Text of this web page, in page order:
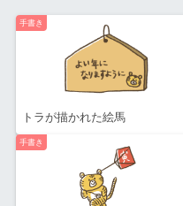
手書き
トラが描かれた絵馬
手書き